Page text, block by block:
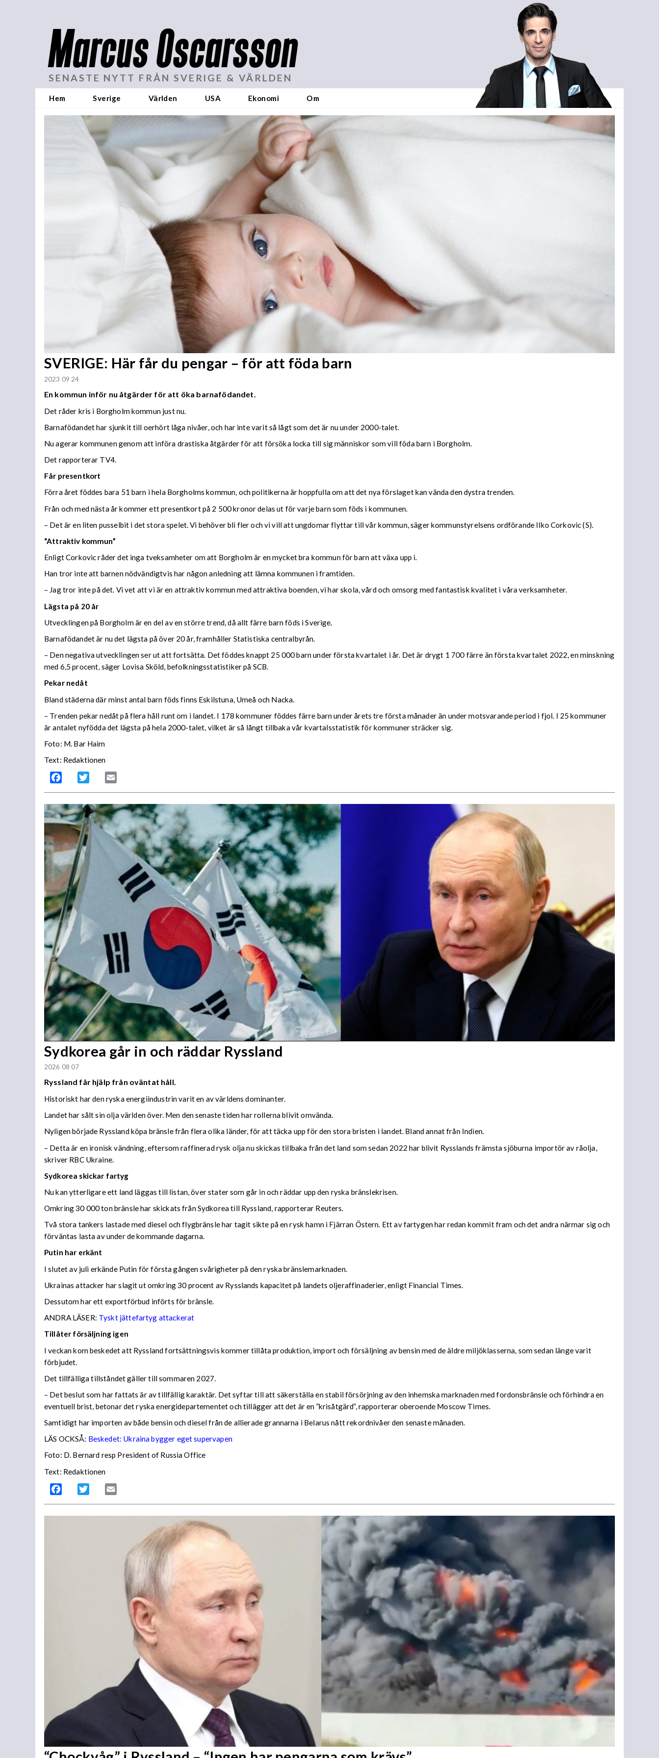
Marcus Oscarsson
SENASTE NYTT FRÅN SVERIGE & VÄRLDEN
Hem Sverige Världen USA Ekonomi Om
SVERIGE: Här får du pengar – för att föda barn
2023 09 24
En kommun inför nu åtgärder för att öka barnafödandet.
Det råder kris i Borgholm kommun just nu.
Barnafödandet har sjunkit till oerhört låga nivåer, och har inte varit så lågt som det är nu under 2000-talet.
Nu agerar kommunen genom att införa drastiska åtgärder för att försöka locka till sig människor som vill föda barn i Borgholm.
Det rapporterar TV4.
Får presentkort
Förra året föddes bara 51 barn i hela Borgholms kommun, och politikerna är hoppfulla om att det nya förslaget kan vända den dystra trenden.
Från och med nästa år kommer ett presentkort på 2 500 kronor delas ut för varje barn som föds i kommunen.
– Det är en liten pusselbit i det stora spelet. Vi behöver bli fler och vi vill att ungdomar flyttar till vår kommun, säger kommunstyrelsens ordförande Ilko Corkovic (S).
“Attraktiv kommun”
Enligt Corkovic råder det inga tveksamheter om att Borgholm är en mycket bra kommun för barn att växa upp i.
Han tror inte att barnen nödvändigtvis har någon anledning att lämna kommunen i framtiden.
– Jag tror inte på det. Vi vet att vi är en attraktiv kommun med attraktiva boenden, vi har skola, vård och omsorg med fantastisk kvalitet i våra verksamheter.
Lägsta på 20 år
Utvecklingen på Borgholm är en del av en större trend, då allt färre barn föds i Sverige.
Barnafödandet är nu det lägsta på över 20 år, framhåller Statistiska centralbyrån.
– Den negativa utvecklingen ser ut att fortsätta. Det föddes knappt 25 000 barn under första kvartalet i år. Det är drygt 1 700 färre än första kvartalet 2022, en minskning
med 6,5 procent, säger Lovisa Sköld, befolkningsstatistiker på SCB.
Pekar nedåt
Bland städerna där minst antal barn föds finns Eskilstuna, Umeå och Nacka.
– Trenden pekar nedåt på flera håll runt om i landet. I 178 kommuner föddes färre barn under årets tre första månader än under motsvarande period i fjol. I 25 kommuner
är antalet nyfödda det lägsta på hela 2000-talet, vilket är så långt tillbaka vår kvartalsstatistik för kommuner sträcker sig.
Foto: M. Bar Haim
Text: Redaktionen
Facebook Twitter
Sydkorea går in och räddar Ryssland
2026 08 07
Ryssland får hjälp från oväntat håll.
Historiskt har den ryska energiindustrin varit en av världens dominanter.
Landet har sålt sin olja världen över. Men den senaste tiden har rollerna blivit omvända.
Nyligen började Ryssland köpa bränsle från flera olika länder, för att täcka upp för den stora bristen i landet. Bland annat från Indien.
– Detta är en ironisk vändning, eftersom raffinerad rysk olja nu skickas tillbaka från det land som sedan 2022 har blivit Rysslands främsta sjöburna importör av råolja,
skriver RBC Ukraine.
Sydkorea skickar fartyg
Nu kan ytterligare ett land läggas till listan, över stater som går in och räddar upp den ryska bränslekrisen.
Omkring 30 000 ton bränsle har skickats från Sydkorea till Ryssland, rapporterar Reuters.
Två stora tankers lastade med diesel och flygbränsle har tagit sikte på en rysk hamn i Fjärran Östern. Ett av fartygen har redan kommit fram och det andra närmar sig och
förväntas lasta av under de kommande dagarna.
Putin har erkänt
I slutet av juli erkände Putin för första gången svårigheter på den ryska bränslemarknaden.
Ukrainas attacker har slagit ut omkring 30 procent av Rysslands kapacitet på landets oljeraffinaderier, enligt Financial Times.
Dessutom har ett exportförbud införts för bränsle.
ANDRA LÄSER: Tyskt jättefartyg attackerat
Tillåter försäljning igen
I veckan kom beskedet att Ryssland fortsättningsvis kommer tillåta produktion, import och försäljning av bensin med de äldre miljöklasserna, som sedan länge varit
förbjudet.
Det tillfälliga tillståndet gäller till sommaren 2027.
– Det beslut som har fattats är av tillfällig karaktär. Det syftar till att säkerställa en stabil försörjning av den inhemska marknaden med fordonsbränsle och förhindra en
eventuell brist, betonar det ryska energidepartementet och tillägger att det är en ”krisåtgärd”, rapporterar oberoende Moscow Times.
Samtidigt har importen av både bensin och diesel från de allierade grannarna i Belarus nått rekordnivåer den senaste månaden.
LÄS OCKSÅ: Beskedet: Ukraina bygger eget supervapen
Foto: D. Bernard resp President of Russia Office
Text: Redaktionen
Facebook Twitter